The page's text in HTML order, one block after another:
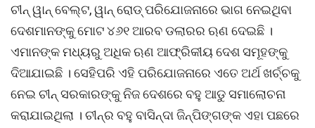
ଚୀନ୍ ୱାନ୍ ବେଲ୍ଟ, ୱାନ୍ ରୋଡ୍ ପରିଯୋଜନାରେ ଭାଗ ନେଇଥିବା
ଦେଶମାନଙ୍କୁ ମୋଟ ୪୬୧ ଆରବ ଡଲାରର ଋଣ ଦେଇଛି ।
ଏମାନଙ୍କ ମଧ୍ୟରୁ ଅଧିକ ଋଣ ଆଫ୍ରିକୀୟ ଦେଶ ସମୂହଙ୍କୁ
ଦିଆଯାଇଛି । ସେହିପରି ଏହି ପରିଯୋଜନାରେ ଏତେ ଅର୍ଥ ଖର୍ଚ୍ଚକୁ
ନେଇ ଚୀନ୍ ସରକାରଙ୍କୁ ନିଜ ଦେଶରେ ବହୁ ଆଡୁ ସମାଲୋଚନା
କରାଯାଇଥିଲା । ଚୀନ୍ର ବହୁ ବାସିନ୍ଦା ଜିନ୍ପିଙ୍ଗଙ୍କ ଏହା ପଛରେ